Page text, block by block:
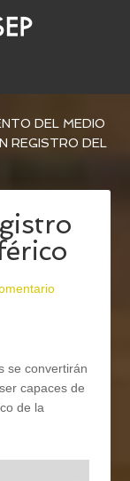
DEL MEDIO
REGISTRO DEL
se convertirán
capaces de
de la